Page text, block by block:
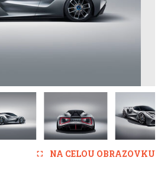
NA CELOU OBRAZOVKU